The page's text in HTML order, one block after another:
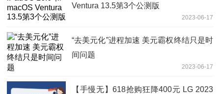
Ventura 13.5第3个公测版
2023-06-17
“去美元化”进程加速 美元霸权终结只是时
间问题
2023-06-17
【手慢无】618抢购狂降400元 LG 2023